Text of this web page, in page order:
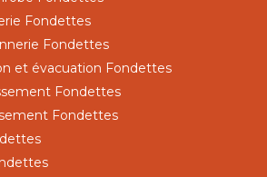
Fondettes
Fondettes
et évacuation Fondettes
Fondettes
Fondettes